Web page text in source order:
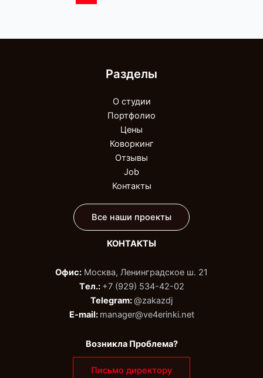
Разделы
О студии
Портфолио
Цены
Коворкинг
Отзывы
Job
Контакты
Все наши проекты
КОНТАКТЫ
Офис: Москва, Ленинградское ш. 21
Tел.: +7 (929) 534-42-02‬
Telegram:@zakazdj‬
E-mail: manager@ve4erinki.net
Возникла Проблема?
Письмо директору